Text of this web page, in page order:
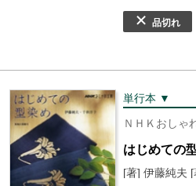
品切れ
単行本 ▼
ＮＨＫおしゃ
はじめての
[著] 伊藤純夫